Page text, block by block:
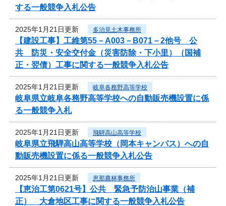
する一般競争入札公告
2025年1月21日更新 多治見土木事務所
【建設工事】工維第55－A003－B071－2他号 公
共 防災・安全交付金（災害防除・下小里）（国補
正・翌債）工事に関する一般競争入札公告
2025年1月21日更新 岐阜各務野高等学校
岐阜県立岐阜各務野高等学校への自動販売機設置に係
る一般競争入札
2025年1月21日更新 飛騨高山高等学校
岐阜県立飛騨高山高等学校（岡本キャンパス）への自
動販売機設置に係る一般競争入札公告
2025年1月21日更新 恵那農林事務所
【恵治工第0621号】公共 緊急予防治山事業（補
正） 大倉地区工事に関する一般競争入札公告